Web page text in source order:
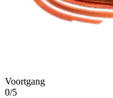
Voortgang
0/5